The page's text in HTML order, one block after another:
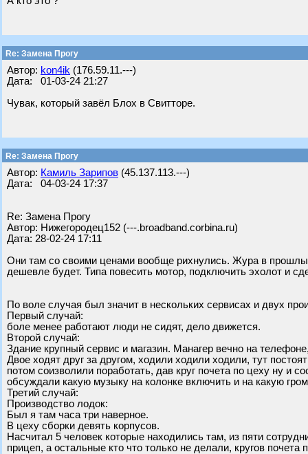
Re: Замена Прогу
Автор: kon4ik (176.59.11.---)
Дата: 01-03-24 21:27
Чувак, который завёл Блох в Свитторе.
Re: Замена Прогу
Автор: Камиль Зарипов (45.137.113.---)
Дата: 04-03-24 17:37
Re: Замена Прогу
Автор: Нижегородец152 (---.broadband.corbina.ru)
Дата: 28-02-24 17:11
Они там со своими ценами вообще рихнулись. Жура в
дешевле будет. Типа повесить мотор, подключить эхолот и
По воле случая был значит в нескольких сервисах и двух
Первый случай:
боле менее работают люди не сидят, дело движется.
Второй случай:
Здание крупный сервис и магазин. Манагер вечно на
Двое ходят друг за другом, ходили ходили ходили, тут
потом соизволили поработать, дав круг почета по цеху ну и
обсуждали какую музыку на колонке включить и на какую
Третий случай:
Производство лодок:
Был я там часа три наверное.
В цеху сборки девять корпусов.
Насчитал 5 человек которые находились там, из пяти
прицеп, а остальные кто что только не делали, кругов